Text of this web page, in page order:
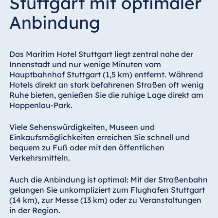
Anbindung
Das Maritim Hotel Stuttgart liegt zentral nahe der
Innenstadt und nur wenige Minuten vom
Hauptbahnhof Stuttgart (1,5 km) entfernt. Während
Hotels direkt an stark befahrenen Straßen oft wenig
Ruhe bieten, genießen Sie die ruhige Lage direkt am
Hoppenlau-Park.
Viele Sehenswürdigkeiten, Museen und
Einkaufsmöglichkeiten erreichen Sie schnell und
bequem zu Fuß oder mit den öffentlichen
Verkehrsmitteln.
Auch die Anbindung ist optimal: Mit der Straßenbahn
gelangen Sie unkompliziert zum Flughafen Stuttgart
(14 km), zur Messe (13 km) oder zu Veranstaltungen
in der Region.